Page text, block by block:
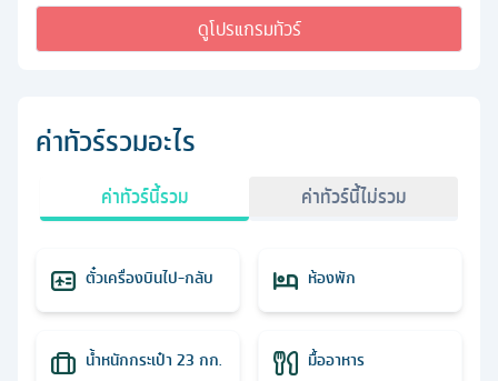
ดูโปรแกรมทัวร์
ค่าทัวร์รวมอะไร
ค่าทัวร์นี้รวม ค่าทัวร์นี้ไม่รวม
ตั๋วเครื่องบินไป-กลับ ห้องพัก
น้ำหนักกระเป๋า 23 กก. มื้ออาหาร